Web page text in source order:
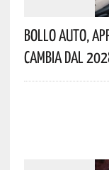
Bollo Auto,
Cambia Dal